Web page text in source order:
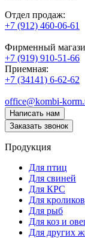
Отдел продаж:
+7 (912) 460-06-61
Фирменный
+7 (919) 910-51-66
Приемная:
+7 (34141) 6-62-62
office@kombi-
Написать нам
Заказать звонок
Продукция
Для птиц
Для свиней
Для КРС
Для кроликов
Для рыб
Для коз и
Для других